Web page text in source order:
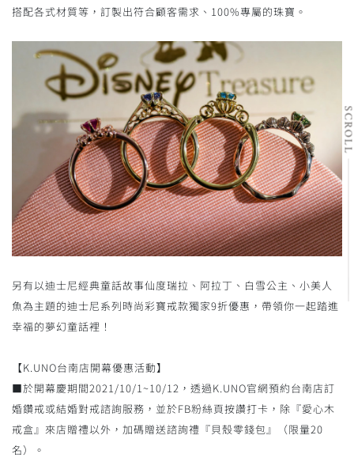
搭配各式材質等，訂製出符合顧客需求、100%專屬的珠寶。
另有以迪士尼經典童話故事仙度瑞拉、阿拉丁、白雪公主、小美人
魚為主題的迪士尼系列時尚彩寶戒款獨家9折優惠，帶領你一起踏進
幸福的夢幻童話裡！
【K.UNO台南店開幕優惠活動】
■於開幕慶期間2021/10/1~10/12，透過K.UNO官網預約台南店訂
婚鑽戒或結婚對戒諮詢服務，並於FB粉絲頁按讚打卡，除『愛心木
戒盒』來店贈禮以外，加碼贈送諮詢禮『貝殼零錢包』（限量20
名）。